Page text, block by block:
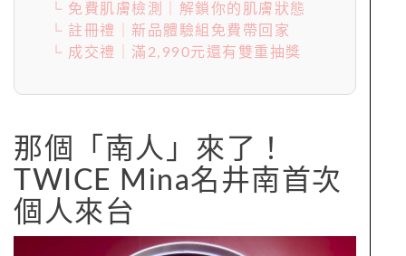
└ 免費肌膚檢測｜解鎖你的肌膚狀態
└ 註冊禮｜新品體驗組免費帶回家
└ 成交禮｜滿2,990元還有雙重抽獎
那個「南人」來了！
TWICE Mina名井南首次
個人來台